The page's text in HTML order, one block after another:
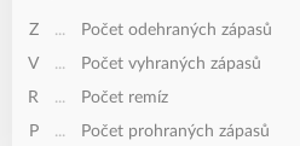
Z ...
Počet odehraných zápasů
V
...
Počet vyhraných zápasů
R
...
Počet remíz
P
... Počet prohraných zápasů